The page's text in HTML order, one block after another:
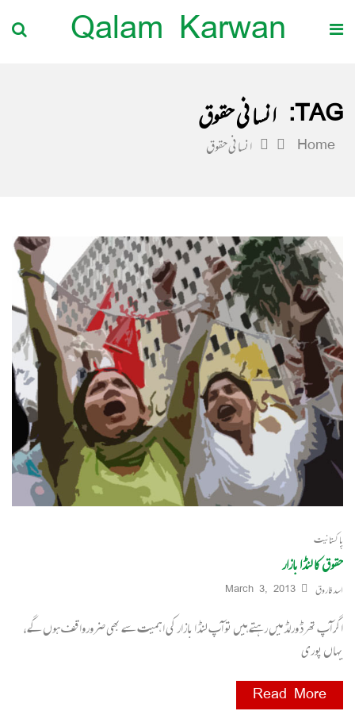
Qalam Karwan
TAG: انسانی حقوق
Home انسانی حقوق
پاکستانیت
حقوق کا لنڈا بازار
اسد فاروق March 3, 2013
اگر آپ تھرڈ ورلڈ میں رہتے ہیں تو آپ لنڈا بازار کی اہمیت سے بھی ضرورواقف ہوں گے،
یہاں پوری
Read More